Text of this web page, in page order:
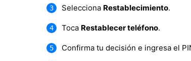
Selecciona Restablecimiento.
Toca Restablecer teléfono.
Confirma tu decisión e ingresa el